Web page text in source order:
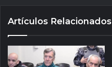
Artículos Relacionados